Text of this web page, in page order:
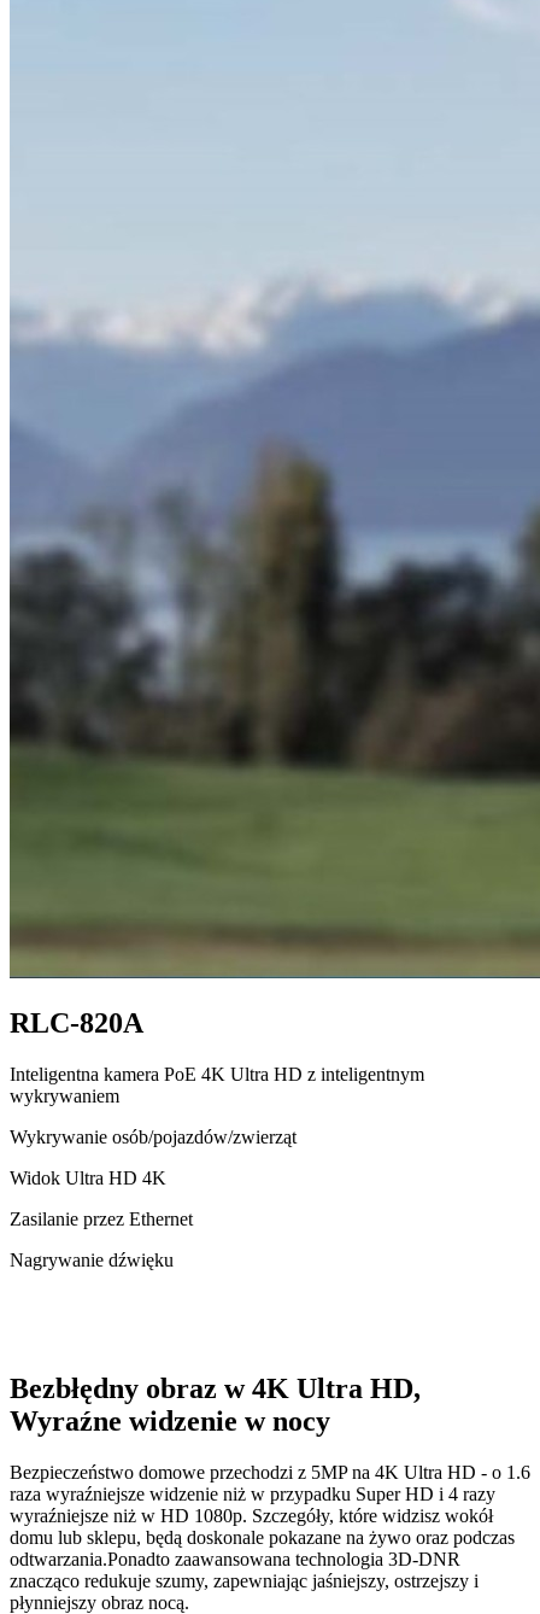
RLC-820A
Inteligentna kamera PoE 4K Ultra HD z inteligentnym
wykrywaniem
Wykrywanie osób/pojazdów/zwierząt
Widok Ultra HD 4K
Zasilanie przez Ethernet
Nagrywanie dźwięku
Bezbłędny obraz w 4K Ultra HD,
Wyraźne widzenie w nocy
Bezpieczeństwo domowe przechodzi z 5MP na 4K Ultra HD - o 1.6
raza wyraźniejsze widzenie niż w przypadku Super HD i 4 razy
wyraźniejsze niż w HD 1080p. Szczegóły, które widzisz wokół
domu lub sklepu, będą doskonale pokazane na żywo oraz podczas
odtwarzania.Ponadto zaawansowana technologia 3D-DNR
znacząco redukuje szumy, zapewniając jaśniejszy, ostrzejszy i
płynniejszy obraz nocą.